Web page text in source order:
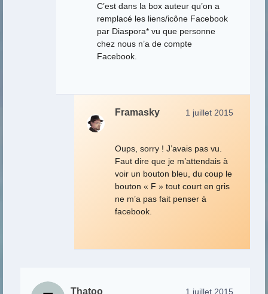
C’est dans la box auteur qu’on a
remplacé les liens/icône Facebook
par Diaspora* vu que personne
chez nous n’a de compte
Facebook.
Framasky 1 juillet 2015
Oups, sorry ! J’avais pas vu.
Faut dire que je m’attendais à
voir un bouton bleu, du coup le
bouton « F » tout court en gris
ne m’a pas fait penser à
facebook.
Thatoo 1 juillet 2015